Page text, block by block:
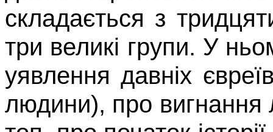
складається з
три великі групи. У
уявлення давніх
людини), про вигнання